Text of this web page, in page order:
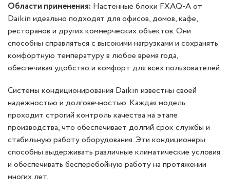
Области применения: Настенные блоки FXAQ-A от
Daikin идеально подходят для офисов, домов, кафе,
ресторанов и других коммерческих объектов. Они
способны справляться с высокими нагрузками и сохранять
комфортную температуру в любое время года,
обеспечивая удобство и комфорт для всех пользователей.
Системы кондиционирования Daikin известны своей
надежностью и долговечностью. Каждая модель
проходит строгий контроль качества на этапе
производства, что обеспечивает долгий срок службы и
стабильную работу оборудования. Эти кондиционеры
способны выдерживать различные климатические условия
и обеспечивать бесперебойную работу на протяжении
многих лет.